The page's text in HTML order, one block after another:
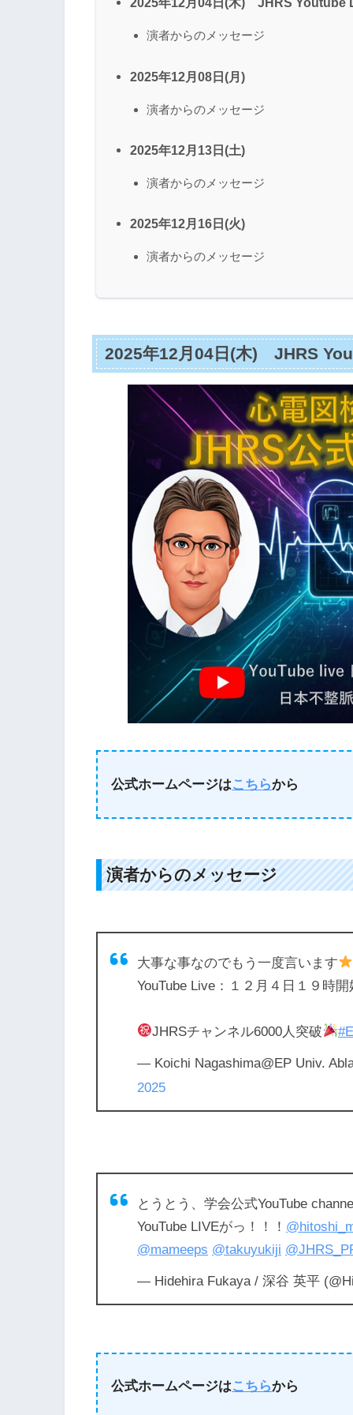
演者からのメッセージ
2025年12月08日(月)
演者からのメッセージ
2025年12月13日(土)
演者からのメッセージ
2025年12月16日(火)
演者からのメッセージ
2025年12月04日(木) JHRS
公式ホームページはこちらから
演者からのメッセージ
大事な事なのでもう一度言います
YouTube Live：１２月４日１９時開
JHRSチャンネル6000人突破
— Koichi Nagashima@EP Univ.
2025
とうとう、学会公式YouTube
YouTube LIVEがっ！！！
@mameeps @takuyukiji
— Hidehira Fukaya / 深谷 英平
公式ホームページはこちらから